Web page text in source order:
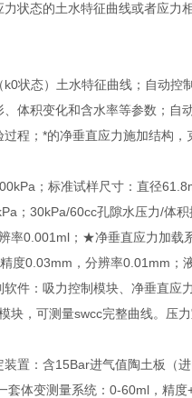
力状态的土水特征曲线或者应力
状态）土水特征曲线；自动控
、体积变化和含水率等参数；
程；*的净垂直应力施加结构，
； 标准试样尺寸：直径
； 30kPa/60cc孔隙水压力/体积
率0.001ml ； ★净垂直应力加载
精度0.03mm ，分辨率0.01mm ；
软件：吸力控制模块、净垂直应
块，可测量swcc完整曲线。 压
置：含15Bar进气值陶土板（
套体变测量系统：0-60ml，精